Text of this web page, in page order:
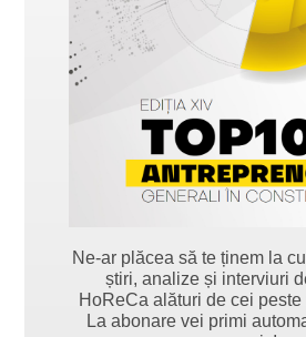
Ne-ar plăcea să te ținem la
știri, analize și interviuri
HoReCa alături de cei
La abonare vei primi